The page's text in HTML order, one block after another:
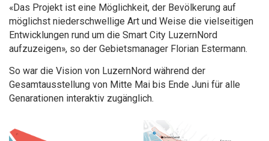
«Das Projekt ist eine Möglichkeit, der Bevölkerung auf
möglichst niederschwellige Art und Weise die vielseitigen
Entwicklungen rund um die Smart City LuzernNord
aufzuzeigen», so der Gebietsmanager Florian Estermann.
So war die Vision von LuzernNord während der
Gesamtausstellung von Mitte Mai bis Ende Juni für alle
Genarationen interaktiv zugänglich.